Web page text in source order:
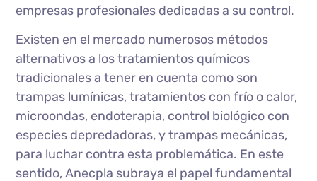
empresas profesionales dedicadas a su control.
Existen en el mercado numerosos métodos
alternativos a los tratamientos químicos
tradicionales a tener en cuenta como son
trampas lumínicas, tratamientos con frío o calor,
microondas, endoterapia, control biológico con
especies depredadoras, y trampas mecánicas,
para luchar contra esta problemática. En este
sentido, Anecpla subraya el papel fundamental